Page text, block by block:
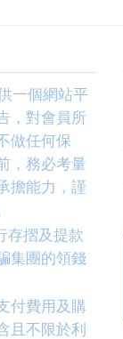
一個網站平
，對會員所
做任何保
，務必考量
擔能力，謹
存摺及提款
集團的領錢
付費用及購
且不限於利